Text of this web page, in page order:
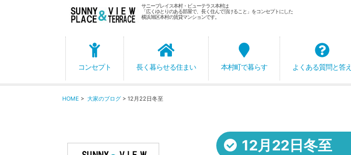
サニープレイス本村・ビューテラス本村は
「広くゆとりのある部屋で、長く住んで頂けること」をコンセプトにした
横浜旭区本村の賃貸マンションです。
コンセプト 長く暮らせる住まい 本村町で暮らす よくある質問と答え
HOME > 大家のブログ > 12月22日冬至
12月22日冬至